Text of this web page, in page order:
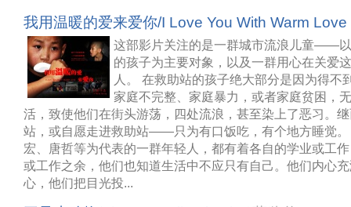
我用温暖的爱来爱你/I Love You With Warm Love
这部影片关注的是一群城市流浪儿童——
的孩子为主要对象，以及一群用心在关爱
人。 在救助站的孩子绝大部分是因为得不
家庭不完整、家庭暴力，或者家庭贫困，
活，致使他们在街头游荡，四处流浪，甚至染上了恶习。
站，或自愿走进救助站——只为有口饭吃，有个地方睡觉
宏、唐哲等为代表的一群年轻人，都有着各自的学业或工
或工作之余，他们也知道生活中不应只有自己。他们内心
心，他们把目光投...